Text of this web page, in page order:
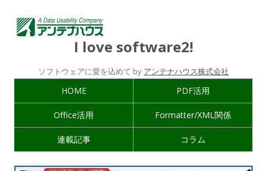
I love software2!
ソフトウェアに愛を込めて by アンテナハウス株式会社
HOME PDF活用
Office活用 Formatter/XML関係
連載記事 コラム